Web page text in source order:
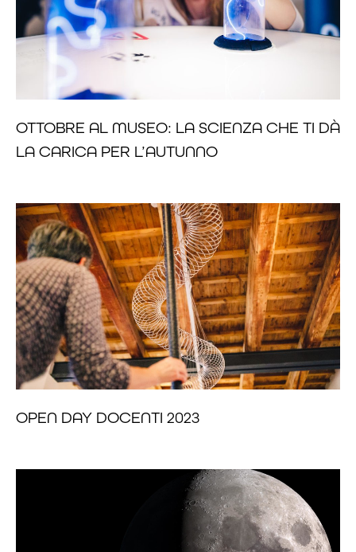
OTTOBRE AL MUSEO: LA SCIENZA CHE TI DÀ
LA CARICA PER L’AUTUNNO
OPEN DAY DOCENTI 2023